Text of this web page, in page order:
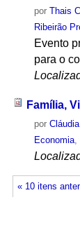
porThais
Ribeirão
Evento
para o
Família,
por
Economia,
« 10 itens